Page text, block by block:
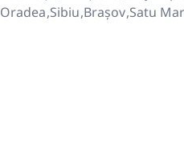
OradeaSibiuBrașovSatu